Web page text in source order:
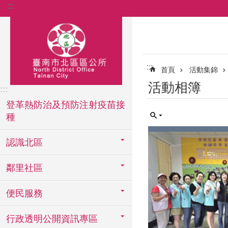
跳到主要內容區塊
:::
:::
登革熱防治及預防注射疫苗接
種
認識北區
鄰里社區
便民服務
行政透明公開資訊專區
::: 首頁 活動集錦
活動相簿